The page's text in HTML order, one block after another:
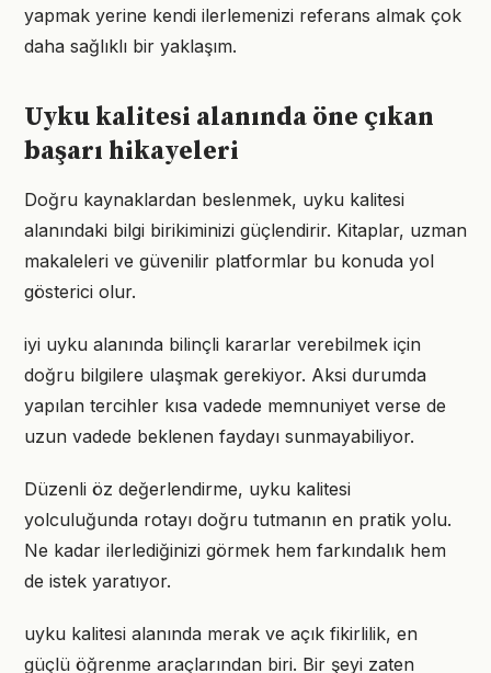
yapmak yerine kendi ilerlemenizi referans almak çok
daha sağlıklı bir yaklaşım.
Uyku kalitesi alanında öne çıkan
başarı hikayeleri
Doğru kaynaklardan beslenmek, uyku kalitesi
alanındaki bilgi birikiminizi güçlendirir. Kitaplar, uzman
makaleleri ve güvenilir platformlar bu konuda yol
gösterici olur.
iyi uyku alanında bilinçli kararlar verebilmek için
doğru bilgilere ulaşmak gerekiyor. Aksi durumda
yapılan tercihler kısa vadede memnuniyet verse de
uzun vadede beklenen faydayı sunmayabiliyor.
Düzenli öz değerlendirme, uyku kalitesi
yolculuğunda rotayı doğru tutmanın en pratik yolu.
Ne kadar ilerlediğinizi görmek hem farkındalık hem
de istek yaratıyor.
uyku kalitesi alanında merak ve açık fikirlilik, en
güçlü öğrenme araçlarından biri. Bir şeyi zaten